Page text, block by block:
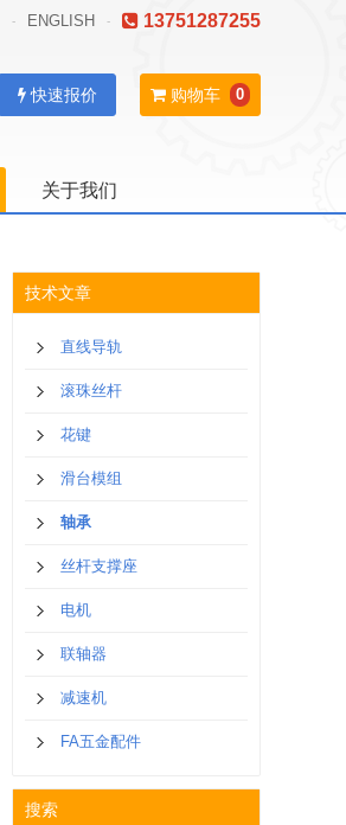
- ENGLISH - 13751287255
购物车 0
快速报价
关于我们
技术文章
直线导轨
滚珠丝杆
花键
滑台模组
轴承
丝杆支撑座
电机
联轴器
减速机
FA五金配件
搜索